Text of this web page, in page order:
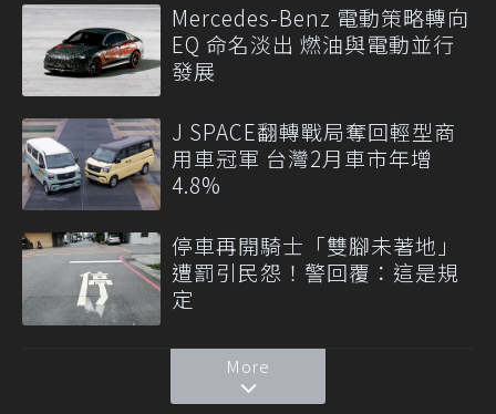
Mercedes-Benz 電動策略轉向
EQ 命名淡出 燃油與電動並行
發展
J SPACE翻轉戰局奪回輕型商
用車冠軍 台灣2月車市年增
4.8%
停車再開騎士「雙腳未著地」
遭罰引民怨！警回覆：這是規
定
More